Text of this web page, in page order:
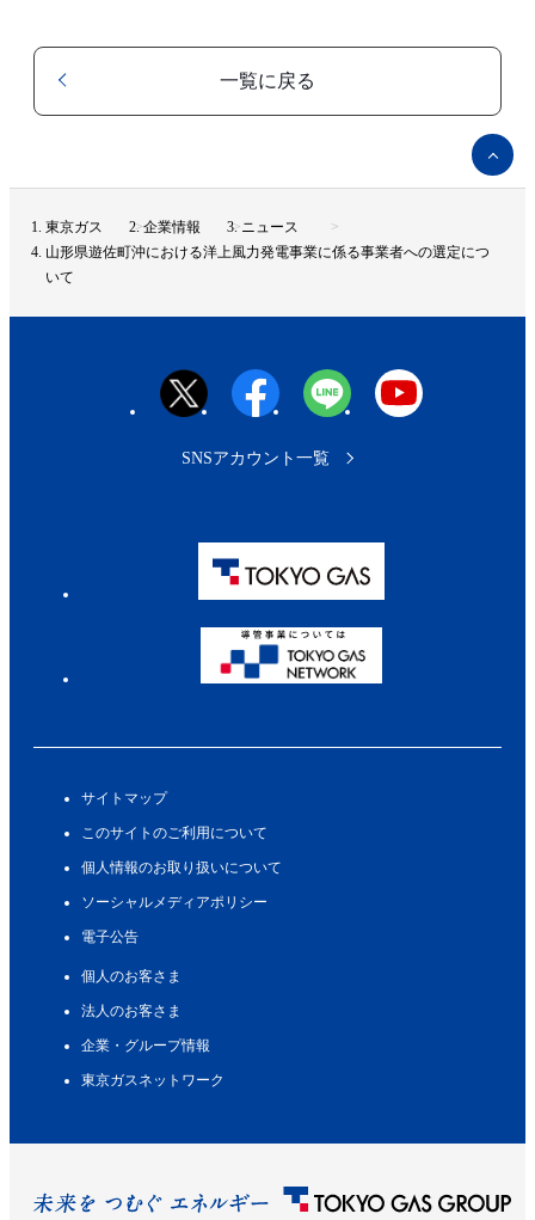
一覧に戻る
ペ
ー
ジ
ッ
東京ガス 企業情報
ニュース
山形県遊佐町沖における洋上風力発電事業に係る事業者への選定につ
いて
サイトマップ
このサイトのご利用について
個人情報のお取り扱いについて
ソーシャルメディアポリシー
電子公告
個人のお客さま
法人のお客さま
企業・グループ情報
東京ガスネットワーク
SNSアカウント一覧